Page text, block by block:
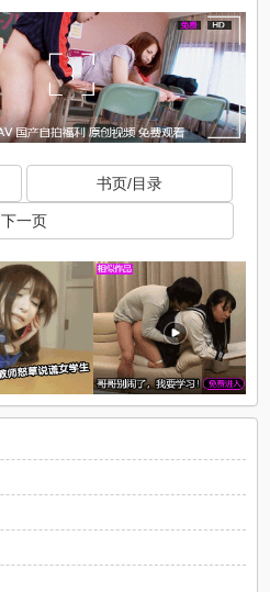
书页/目录
下一页